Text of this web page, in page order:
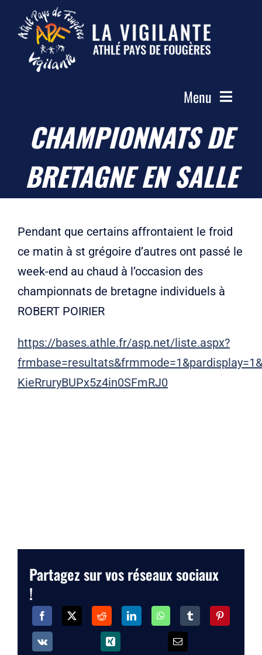
Passer
contenu
Menu
Accueil
Le Club
Actualités
Les Groupes
Photos
Liens
Contact
CHAMPIONNATS DE
BRETAGNE EN SALLE
Pendant que certains affrontaient le froid
ce matin à st grégoire d’autres ont passé le
week-end au chaud à l’occasion des
championnats de bretagne individuels à
ROBERT POIRIER
https://bases.athle.fr/asp.net/liste.aspx?
KieRruryBUPx5z4in0SFmRJ0
Partagez sur vos réseaux sociaux
!